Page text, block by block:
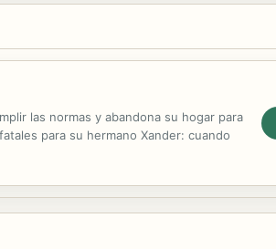
las normas y abandona su hogar para
para su hermano Xander: cuando